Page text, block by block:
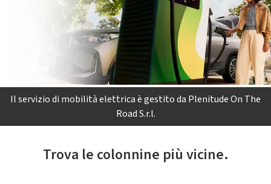
Il servizio di mobilità elettrica è gestito da Plenitude On The
Road S.r.l.
Trova le colonnine più vicine.